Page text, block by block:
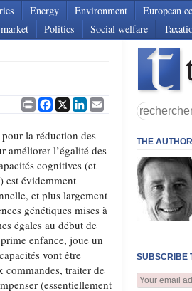
Energy Environment European
Politics Social welfare
PrintFacebook
X LinkedIn
Email
pour la réduction des
améliorer l’égalité des
cognitives (et
est évidemment
et plus largement
génétiques mises à
égales au début de
enfance, joue un
vont être
commandes, traiter de
(essentiellement
THE AUTHOR
SUBSCRIBE